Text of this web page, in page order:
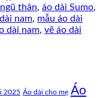
thân, áo dài Sumo,
nam, mẫu áo dài
dài nam, vẽ áo dài
2025 Áo dài cho mẹ Áo